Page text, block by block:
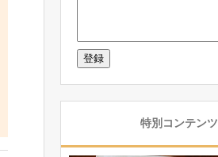
特別コンテンツ